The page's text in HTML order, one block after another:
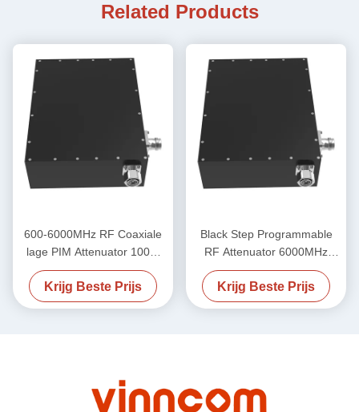
Related Products
600-6000MHz RF Coaxiale
lage PIM Attenuator 100W
Man tot Vrouw
Krijg Beste Prijs
Black Step Programmable
RF Attenuator 6000MHz
-155dbc 50W
Krijg Beste Prijs